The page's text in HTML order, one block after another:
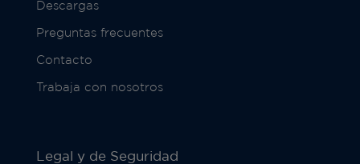
Descargas
Preguntas frecuentes
Contacto
Trabaja con nosotros
Legal y de Seguridad